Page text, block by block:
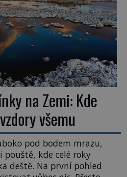
na Zemi: Kde
všemu
pod bodem mrazu,
kde celé roky
deště. Na první pohled